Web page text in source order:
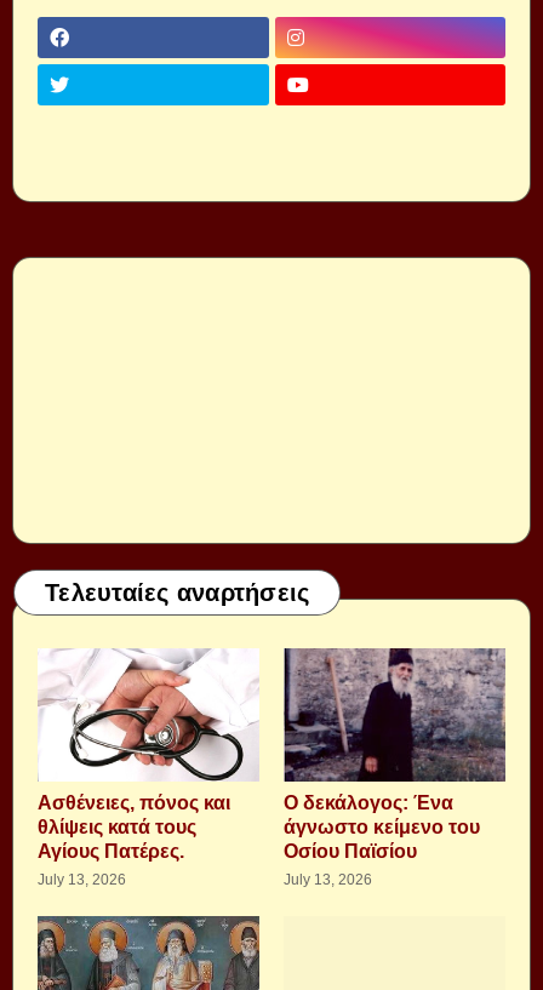
Τελευταίες αναρτήσεις
Aσθένειες, πόνος και
θλίψεις κατά τους
Αγίους Πατέρες.
July 13, 2026
Ο δεκάλογος: Ένα
άγνωστο κείμενο του
Οσίου Παϊσίου
July 13, 2026